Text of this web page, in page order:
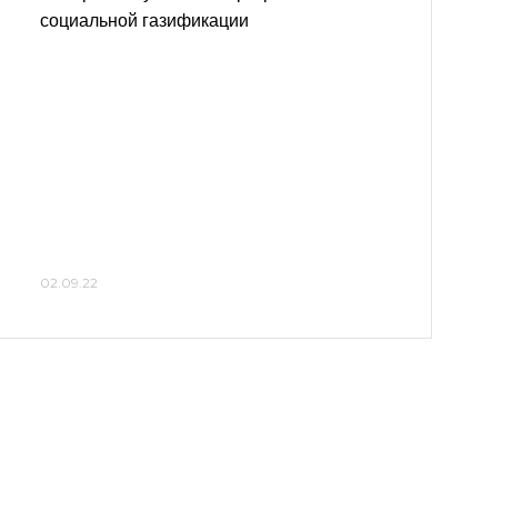
социальной газификации
02.09.22